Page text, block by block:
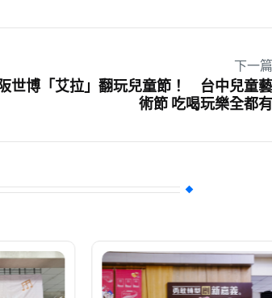
下一篇
世博「艾拉」翻玩兒童節！ 台中兒童藝
術節 吃喝玩樂全都有